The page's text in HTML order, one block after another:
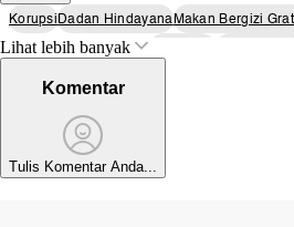
KorupsiDadan HindayanaMakan Bergizi
Lihat lebih banyak
Komentar
Tulis Komentar Anda...